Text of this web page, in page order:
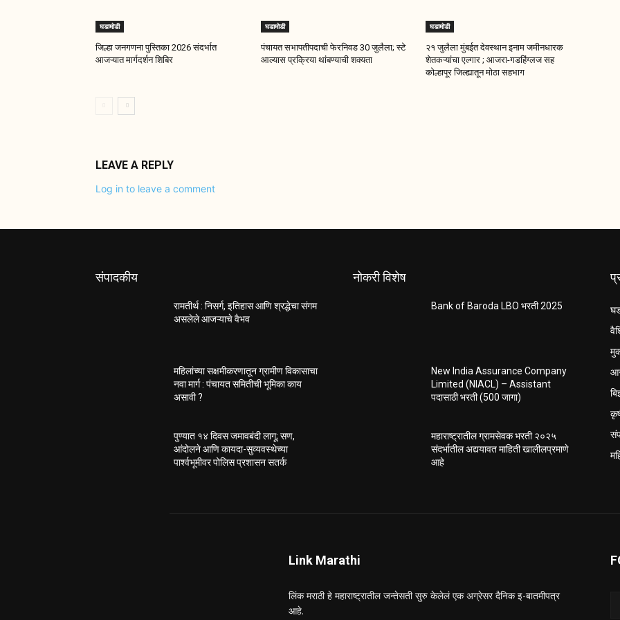
घडामोडी
जिल्हा जनगणना पुस्तिका 2026 संदर्भात
आजऱ्यात मार्गदर्शन शिबिर
घडामोडी
पंचायत सभापतीपदाची फेरनिवड 30 जुलैला; स्टे
आल्यास प्रक्रिया थांबण्याची शक्यता
घडामोडी
२१ जुलैला मुंबईत देवस्थान इनाम जमीनधारक
शेतकऱ्यांचा एल्गार ; आजरा-गडहिंग्लज सह
कोल्हापूर जिल्ह्यातून मोठा सहभाग
LEAVE A REPLY
Log in to leave a comment
संपादकीय
रामतीर्थ : निसर्ग, इतिहास आणि श्रद्धेचा संगम
असलेले आजऱ्याचे वैभव
महिलांच्या सक्षमीकरणातून ग्रामीण विकासाचा
नवा मार्ग : पंचायत समितीची भूमिका काय
असावी ?
पुण्यात १४ दिवस जमावबंदी लागू; सण,
आंदोलने आणि कायदा-सुव्यवस्थेच्या
पार्श्वभूमीवर पोलिस प्रशासन सतर्क
नोकरी विशेष
Bank of Baroda LBO भरती 2025
New India Assurance Company
Limited (NIACL) – Assistant
पदासाठी भरती (500 जागा)
महाराष्ट्रातील ग्रामसेवक भरती २०२५
संदर्भातील अद्ययावत माहिती खालीलप्रमाणे
आहे
Link Marathi
लिंक मराठी हे महाराष्ट्रातील जन्तेसती सुरु केलेलं एक अग्रेसर दैनिक इ-बातमीपत्र
आहे.